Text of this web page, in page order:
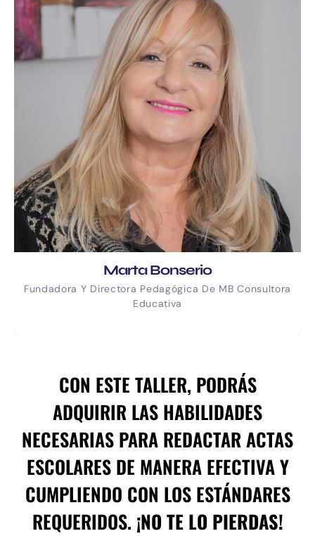
Marta Bonserio
Fundadora Y Directora Pedagógica De MB Consultora
Educativa
CON ESTE TALLER, PODRÁS
ADQUIRIR LAS HABILIDADES
NECESARIAS PARA REDACTAR ACTAS
ESCOLARES DE MANERA EFECTIVA Y
CUMPLIENDO CON LOS ESTÁNDARES
REQUERIDOS. ¡NO TE LO PIERDAS!